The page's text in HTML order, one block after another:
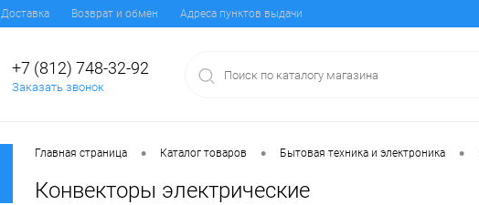
Доставка Возврат и обмен Адреса пунктов выдачи
+7 (812) 748-32-92
Заказать звонок
Главная страница • Каталог товаров • Бытовая техника и электроника •
Конвекторы электрические